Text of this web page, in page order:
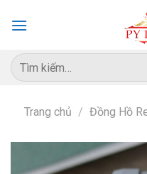
Tìm
kiếm:
Trang chủ / Đồng Hồ